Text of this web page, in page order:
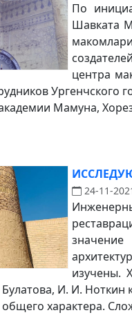
По
Шавката
центра
Ургенчского
Мамуна,
24-11-
изучены.
И. И. Ноткин
характера.